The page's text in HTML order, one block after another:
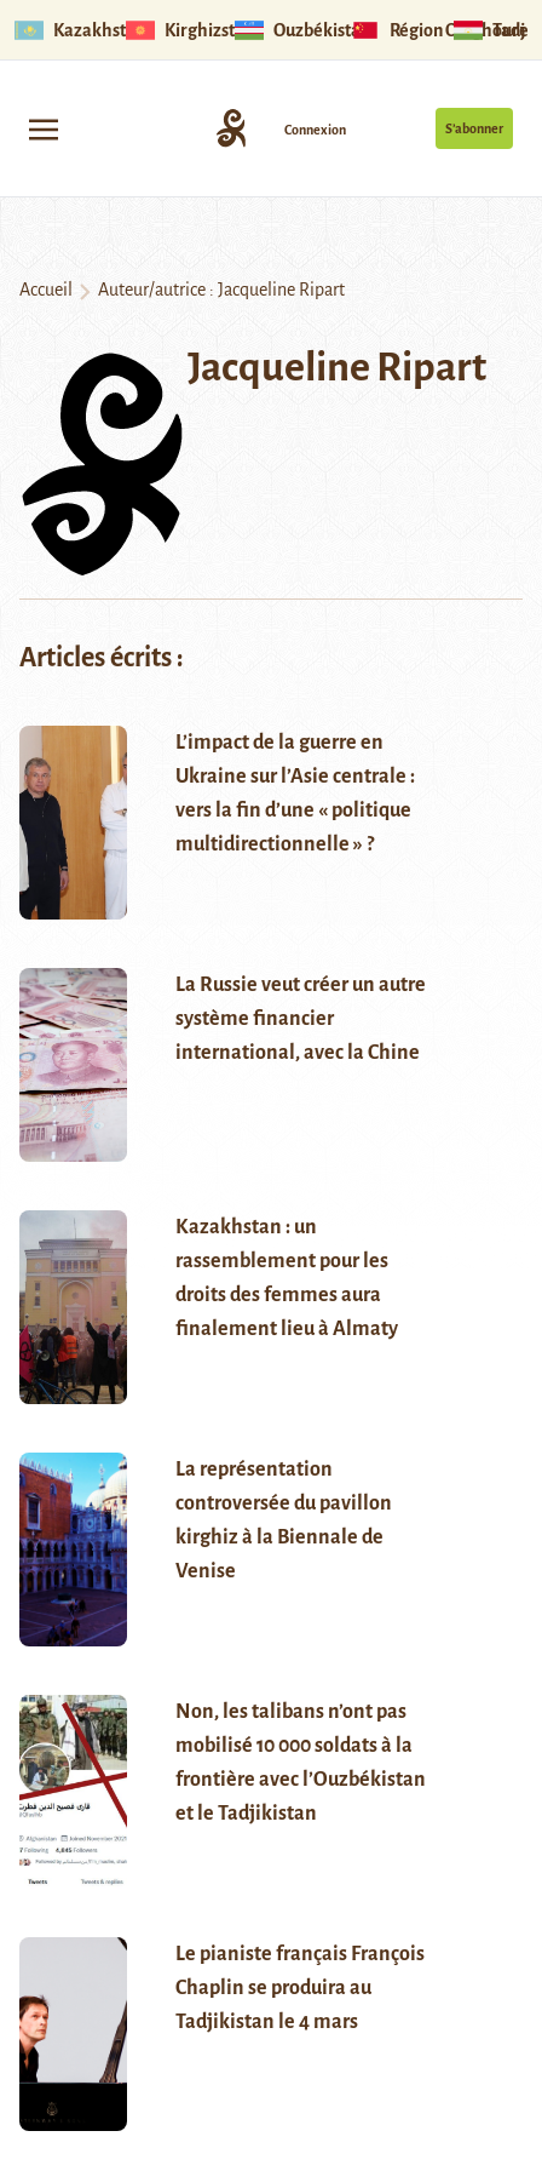
Kazakhstan Kirghizstan Ouzbékistan Région Ouïghoure
S’abonner
Connexion
Accueil Auteur/autrice : Jacqueline Ripart
Jacqueline Ripart
Articles écrits :
L’impact de la guerre en
Ukraine sur l’Asie centrale :
vers la fin d’une « politique
multidirectionnelle » ?
La Russie veut créer un autre
système financier
international, avec la Chine
Kazakhstan : un
rassemblement pour les
droits des femmes aura
finalement lieu à Almaty
La représentation
controversée du pavillon
kirghiz à la Biennale de
Venise
Non, les talibans n’ont pas
mobilisé 10 000 soldats à la
frontière avec l’Ouzbékistan
et le Tadjikistan
Le pianiste français François
Chaplin se produira au
Tadjikistan le 4 mars